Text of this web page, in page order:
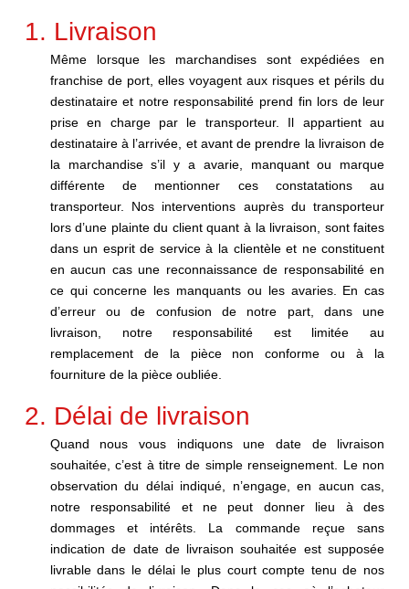
1. Livraison
Même lorsque les marchandises sont expédiées en
franchise de port, elles voyagent aux risques et périls du
destinataire et notre responsabilité prend fin lors de leur
prise en charge par le transporteur. Il appartient au
destinataire à l’arrivée, et avant de prendre la livraison de
la marchandise s’il y a avarie, manquant ou marque
différente de mentionner ces constatations au
transporteur. Nos interventions auprès du transporteur
lors d’une plainte du client quant à la livraison, sont faites
dans un esprit de service à la clientèle et ne constituent
en aucun cas une reconnaissance de responsabilité en
ce qui concerne les manquants ou les avaries. En cas
d’erreur ou de confusion de notre part, dans une
livraison, notre responsabilité est limitée au
remplacement de la pièce non conforme ou à la
fourniture de la pièce oubliée.
2. Délai de livraison
Quand nous vous indiquons une date de livraison
souhaitée, c’est à titre de simple renseignement. Le non
observation du délai indiqué, n’engage, en aucun cas,
notre responsabilité et ne peut donner lieu à des
dommages et intérêts. La commande reçue sans
indication de date de livraison souhaitée est supposée
livrable dans le délai le plus court compte tenu de nos